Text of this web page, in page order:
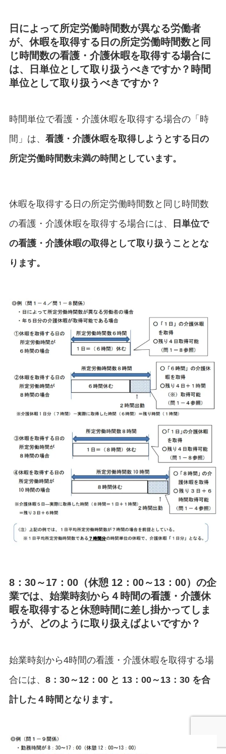
日によって所定労働時間数が異なる労働者
が、休暇を取得する日の所定労働時間数と同
じ時間数の看護・介護休暇を取得する場合に
は、日単位として取り扱うべきですか？時間
単位として取り扱うべきですか？
時間単位で看護・介護休暇を取得する場合の「時
間」は、 看護・介護休暇を取得しようとする日の
所定労働時間数未満の時間としています。
休暇を取得する日の所定労働時間数と同じ時間数
の看護・介護休暇を取得する場合には、
日単位で
の看護・介護休暇の取得として取り扱うこととな
ります。
8：30～17：00（休憩 12：00～13：00）の企
業では、始業時刻から４時間の看護・介護休
暇を取得すると休憩時間に差し掛かってしま
うが、どのように取り扱えばよいですか？
始業時刻から4時間の看護・介護休暇を取得する場
合には、 8：30～12：00 と 13：00～13：30 を合
計した４時間となります。